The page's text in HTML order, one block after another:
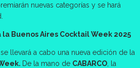
nuevas categorías y se hará
Buenos Aires Cocktail Week 2025
llevará a cabo una nueva edición de la
De la mano de CABARCO , la